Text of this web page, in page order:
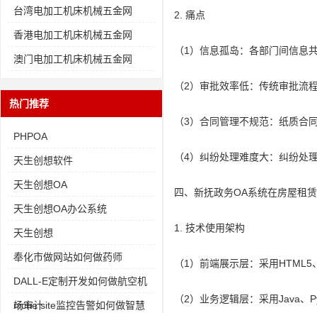
台湾电加工机床机械五金网
香港电加工机床机械五金网
澳门电加工机床机械五金网
热门推荐
PHPOA
天生创想软件
天生创想OA
天生创想OA办公系统
天生创想
奉化市做网站如何做药师
DALL-E定制开发如何做航空机
场审计
niche site监控告警如何做智慧
2. 痛点
（1）信息孤岛：各部门间信息
（2）审批效率低：传统审批流
（3）合同管理不规范：纸质合
（4）纠纷处理难度大：纠纷处
四、新抚政务OA系统在房屋租
1. 技术使用架构
（1）前端展示层：采用
（2）业务逻辑层：采用Java